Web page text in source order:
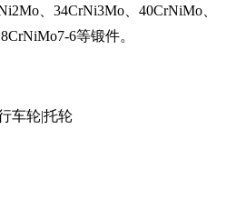
、34CrNi3Mo、40CrNiMo、
6等锻件。